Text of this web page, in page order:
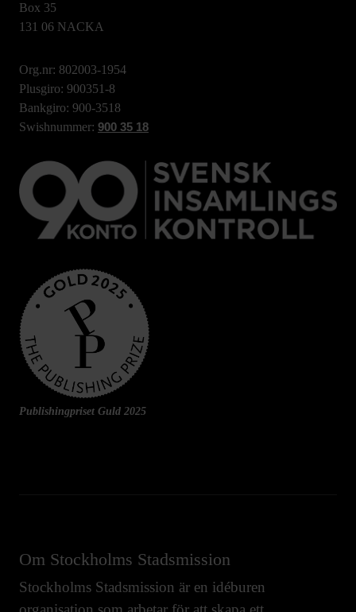
Box 35
131 06 NACKA
Org.nr: 802003-1954
Plusgiro: 900351-8
Bankgiro: 900-3518
Swishnummer: 900 35 18
Publishingpriset Guld 2025
Om Stockholms Stadsmission
Stockholms Stadsmission är en idéburen